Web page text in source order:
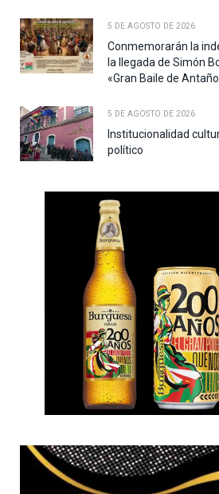
5 DE AGOSTO DE 2026
Conmemorarán la
la llegada de Simón
«Gran Baile de
5 DE AGOSTO DE 2026
Institucionalidad
político